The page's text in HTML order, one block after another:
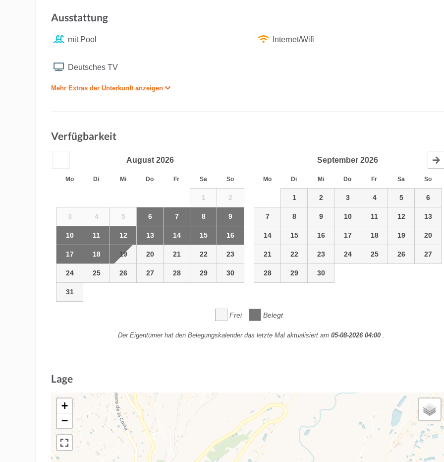
Ausstattung
mit Pool Internet/Wifi
Deutsches TV
Mehr Extras der Unterkunft anzeigen
Verfügbarkeit
August 2026
Mo Di Mi Do Fr Sa So
1 2
3 4 5 6 7 8 9
10 11 12 13 14 15 16
17 18 19 20 21 22 23
24 25 26 27 28 29 30
31
September 2026
Mo Di Mi Do Fr Sa So
1 2 3 4 5 6
7 8 9 10 11 12 13
14 15 16 17 18 19 20
21 22 23 24 25 26 27
28 29 30
Frei Belegt
Der Eigentümer hat den Belegungskalender das letzte Mal aktualisiert am 05-08-2026 04:00 .
Lage
+
−